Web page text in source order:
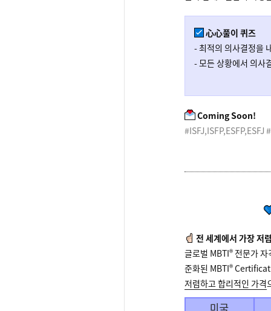
心心풀이 퀴즈
- 최적의 의사결정을
- 모든 상황에서 의사
Coming Soon!
#ISFJ,ISFP,ESFP,ESFJ
전 세계에서 가장 저
글로벌 MBTI® 전문가
준화된 MBTI®
저렴하고 합리적인 가격